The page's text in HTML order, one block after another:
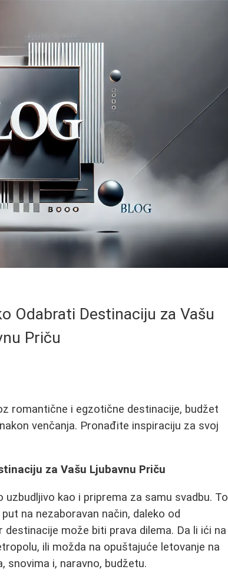
Odabrati Destinaciju za Vašu
Priču
romantične i egzotične destinacije, budžet
venčanja. Pronađite inspiraciju za svoj
za Vašu Ljubavnu Priču
uzbudljivo kao i priprema za samu svadbu. To
na nezaboravan način, daleko od
može biti prava dilema. Da li ići na
ili možda na opuštajuće letovanje na
snovima i, naravno, budžetu.